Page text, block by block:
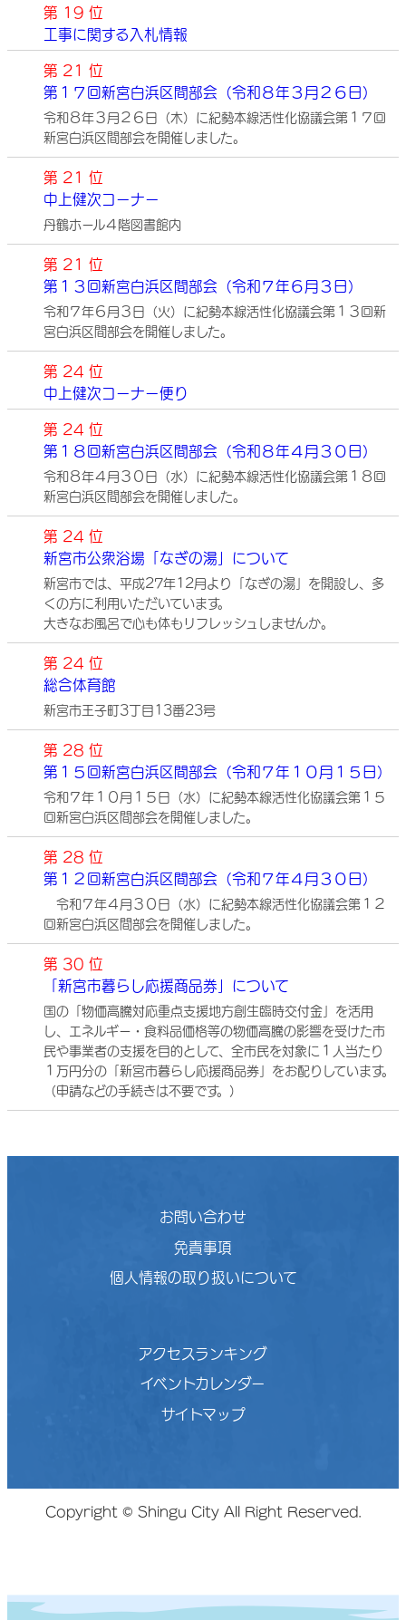
第 19 位
工事に関する入札情報
第 21 位
第１７回新宮白浜区間部会（令和８年３月２６日）
令和８年３月２６日（木）に紀勢本線活性化協議会第１７回
新宮白浜区間部会を開催しました。
第 21 位
中上健次コーナー
丹鶴ホール４階図書館内
第 21 位
第１３回新宮白浜区間部会（令和７年６月３日）
令和７年６月３日（火）に紀勢本線活性化協議会第１３回新
宮白浜区間部会を開催しました。
第 24 位
中上健次コーナー便り
第 24 位
第１８回新宮白浜区間部会（令和８年４月３０日）
令和８年４月３０日（水）に紀勢本線活性化協議会第１８回
新宮白浜区間部会を開催しました。
第 24 位
新宮市公衆浴場「なぎの湯」について
新宮市では、平成27年12月より「なぎの湯」を開設し、多
くの方に利用いただいています。
大きなお風呂で心も体もリフレッシュしませんか。
第 24 位
総合体育館
新宮市王子町3丁目13番23号
第 28 位
第１５回新宮白浜区間部会（令和７年１０月１５日）
令和７年１０月１５日（水）に紀勢本線活性化協議会第１５
回新宮白浜区間部会を開催しました。
第 28 位
第１２回新宮白浜区間部会（令和７年４月３０日）
令和７年４月３０日（水）に紀勢本線活性化協議会第１２
回新宮白浜区間部会を開催しました。
第 30 位
「新宮市暮らし応援商品券」について
国の「物価高騰対応重点支援地方創生臨時交付金」を活用
し、エネルギー・食料品価格等の物価高騰の影響を受けた市
民や事業者の支援を目的として、全市民を対象に１人当たり
１万円分の「新宮市暮らし応援商品券」をお配りしています。
（申請などの手続きは不要です。）
お問い合わせ
免責事項
個人情報の取り扱いについて
アクセスランキング
イベントカレンダー
サイトマップ
Copyright © Shingu City All Right Reserved.